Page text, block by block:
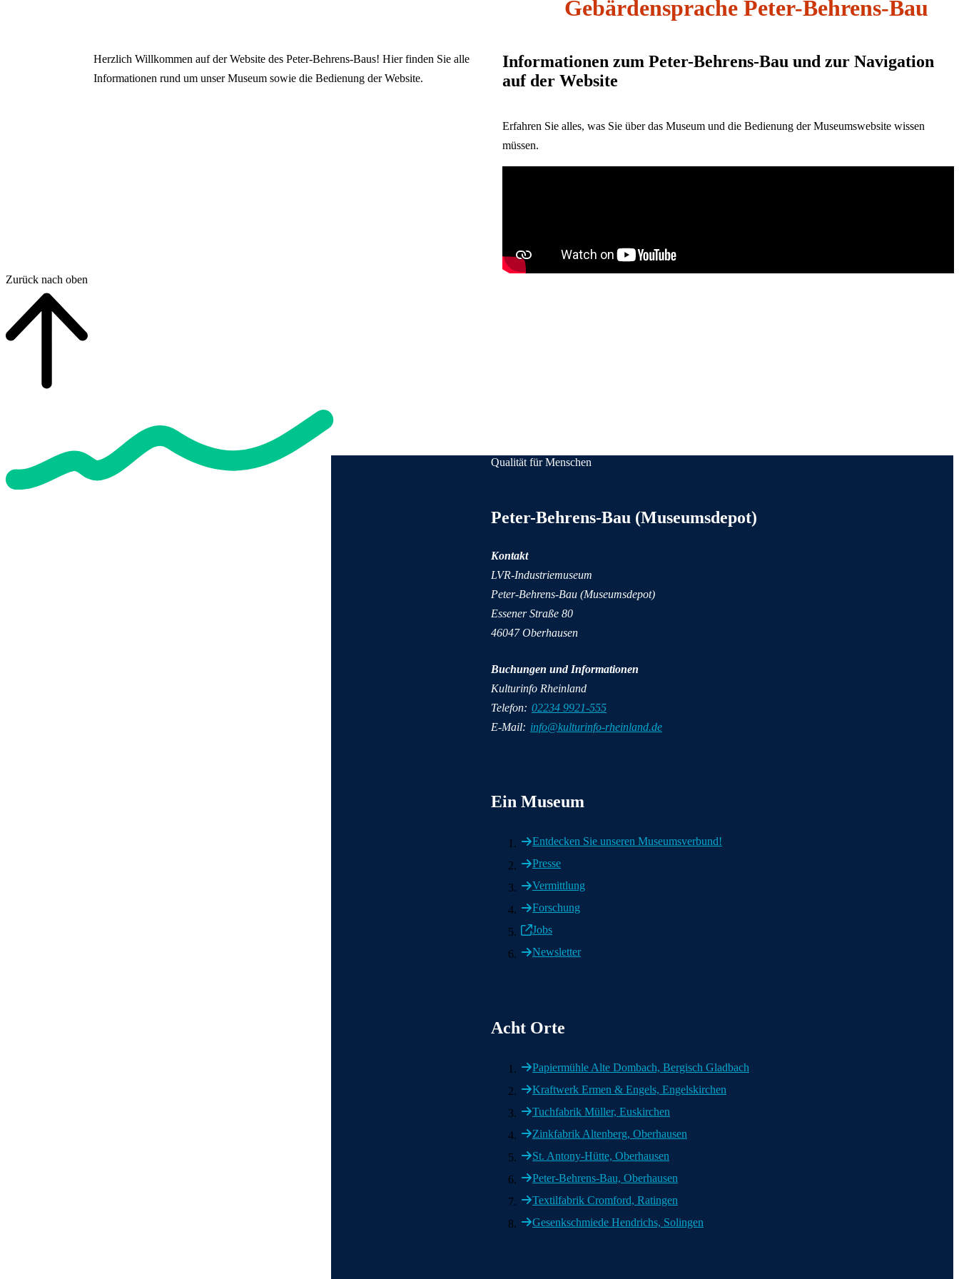
Tickets
Gebärdensprache Peter-Behrens-Bau
Herzlich Willkommen auf der Website des Peter-Behrens-Baus! Hier finden Sie alle
Informationen rund um unser Museum sowie die Bedienung der Website.
Informationen zum Peter-Behrens-Bau und zur Navigation
auf der Website
Erfahren Sie alles, was Sie über das Museum und die Bedienung der Museumswebsite wissen
müssen.
Zurück nach oben
Qualität für Menschen
Peter-Behrens-Bau (Museumsdepot)
Kontakt
LVR-Industriemuseum
Peter-Behrens-Bau (Museumsdepot)
Essener Straße 80
46047 Oberhausen
Buchungen und Informationen
Kulturinfo Rheinland
Telefon: 02234 9921-555
E-Mail: info@kulturinfo-rheinland.de
Ein Museum
Entdecken Sie unseren Museumsverbund!
Presse
Vermittlung
Forschung
Jobs
Newsletter
Acht Orte
Papiermühle Alte Dombach, Bergisch Gladbach
Kraftwerk Ermen & Engels, Engelskirchen
Tuchfabrik Müller, Euskirchen
Zinkfabrik Altenberg, Oberhausen
St. Antony-Hütte, Oberhausen
Peter-Behrens-Bau, Oberhausen
Textilfabrik Cromford, Ratingen
Gesenkschmiede Hendrichs, Solingen